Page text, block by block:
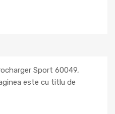
Sport 60049,
este cu titlu de